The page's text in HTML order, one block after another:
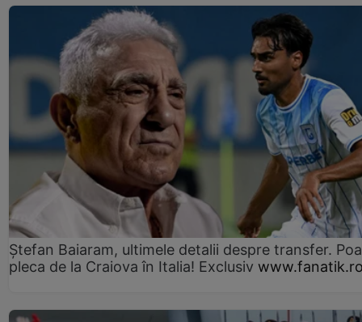
Ștefan Baiaram, ultimele detalii despre transfer.
pleca de la Craiova în Italia! Exclusiv